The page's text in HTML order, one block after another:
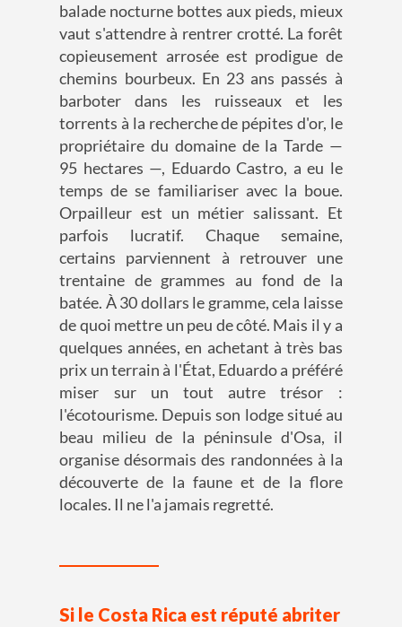
balade nocturne bottes aux pieds, mieux
vaut s'attendre à rentrer crotté. La forêt
copieusement arrosée est prodigue de
chemins bourbeux. En 23 ans passés à
barboter dans les ruisseaux et les
torrents à la recherche de pépites d'or, le
propriétaire du domaine de la Tarde —
95 hectares —, Eduardo Castro, a eu le
temps de se familiariser avec la boue.
Orpailleur est un métier salissant. Et
parfois lucratif. Chaque semaine,
certains parviennent à retrouver une
trentaine de grammes au fond de la
batée. À 30 dollars le gramme, cela laisse
de quoi mettre un peu de côté. Mais il y a
quelques années, en achetant à très bas
prix un terrain à l'État, Eduardo a préféré
miser sur un tout autre trésor :
l'écotourisme. Depuis son lodge situé au
beau milieu de la péninsule d'Osa, il
organise désormais des randonnées à la
découverte de la faune et de la flore
locales. Il ne l'a jamais regretté.
Si le Costa Rica est réputé abriter